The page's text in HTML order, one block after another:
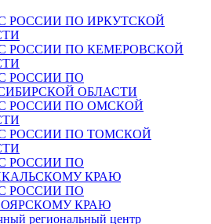
РОССИИ ПО ИРКУТСКОЙ
РОССИИ ПО КЕМЕРОВСКОЙ
РОССИИ ПО
ОБЛАСТИ
РОССИИ ПО ОМСКОЙ
РОССИИ ПО ТОМСКОЙ
РОССИИ ПО
КРАЮ
РОССИИ ПО
КРАЮ
региональный центр